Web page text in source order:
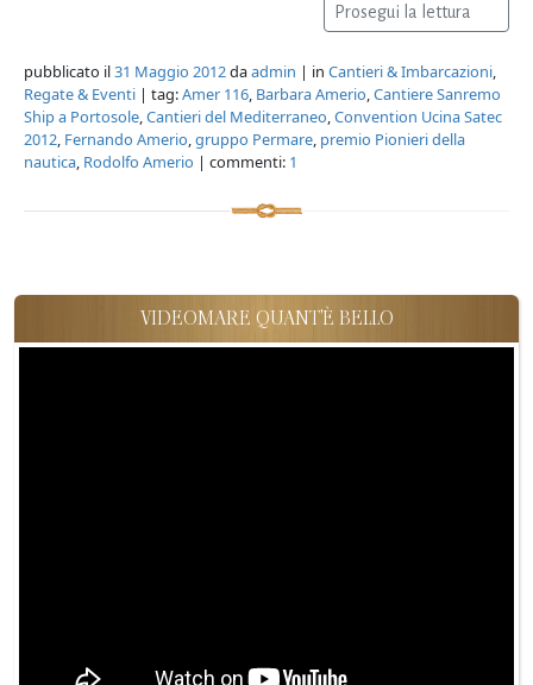
Prosegui la lettura
pubblicato il31 Maggio 2012daadmin | in Cantieri & Imbarcazioni,
Regate & Eventi | tag:Amer 116, Barbara Amerio,Cantiere Sanremo
Ship a Portosole,Cantieri del Mediterraneo,Convention Ucina Satec
2012, Fernando Amerio,gruppo Permare, premio Pionieri della
nautica, Rodolfo Amerio | commenti: 1
VIDEOMARE QUANT'È BELLO